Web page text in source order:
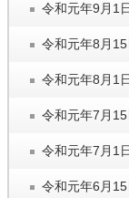
令和元年9月1
令和元年8月
令和元年8月1
令和元年7月
令和元年7月1
令和元年6月